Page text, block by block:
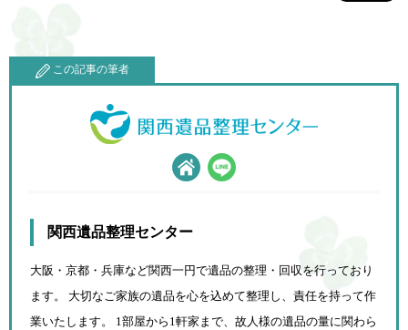
この記事の筆者
関西遺品整理センター
大阪・京都・兵庫など関西一円で遺品の整理・回収を行っており
ます。 大切なご家族の遺品を心を込めて整理し、責任を持って作
業いたします。 1部屋から1軒家まで、故人様の遺品の量に関わら